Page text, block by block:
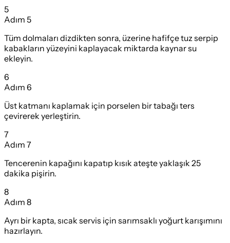
5
Adım 5
Tüm dolmaları dizdikten sonra, üzerine hafifçe tuz serpip
kabakların yüzeyini kaplayacak miktarda kaynar su
ekleyin.
6
Adım 6
Üst katmanı kaplamak için porselen bir tabağı ters
çevirerek yerleştirin.
7
Adım 7
Tencerenin kapağını kapatıp kısık ateşte yaklaşık 25
dakika pişirin.
8
Adım 8
Ayrı bir kapta, sıcak servis için sarımsaklı yoğurt karışımını
hazırlayın.